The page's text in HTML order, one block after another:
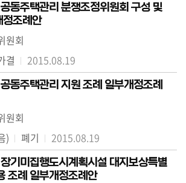
동주택관리 분쟁조정위원회 구성 및
정조례안
원회
결 2015.08.19
동주택관리 지원 조례 일부개정조례
원회
)
폐기 2015.08.19
기미집행도시계획시설 대지보상특별
조례 일부개정조례안